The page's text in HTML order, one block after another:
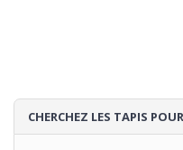
CHERCHEZ LES TAPIS